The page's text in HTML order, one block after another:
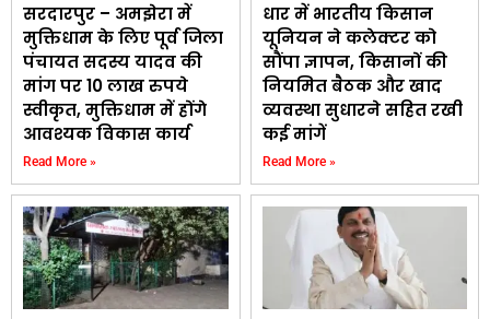
सरदारपुर – अमझेरा में
मुक्तिधाम के लिए पूर्व जिला
पंचायत सदस्य यादव की
मांग पर 10 लाख रुपये
स्वीकृत, मुक्तिधाम में होंगे
आवश्यक विकास कार्य
Read More »
धार में भारतीय किसान
यूनियन ने कलेक्टर को
सौंपा ज्ञापन, किसानों की
नियमित बैठक और खाद
व्यवस्था सुधारने सहित रखी
कई मांगें
Read More »